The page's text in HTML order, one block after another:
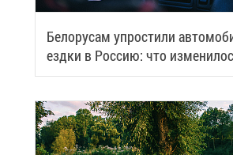
Бе­ло­ру­сам упро­сти­ли
езд­ки в Рос­сию: что